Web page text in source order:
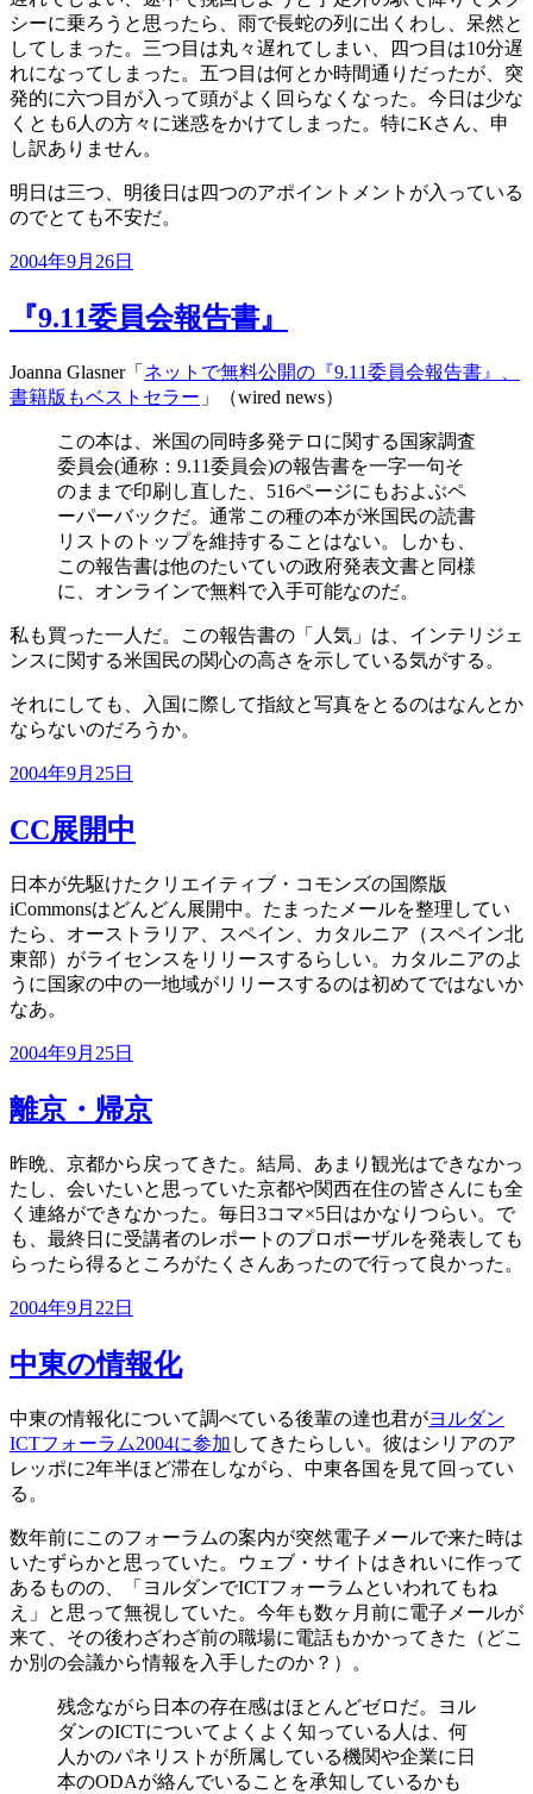
シーに乗ろうと思ったら、雨で長蛇の列に出くわし、呆然と
してしまった。三つ目は丸々遅れてしまい、四つ目は10分遅
れになってしまった。五つ目は何とか時間通りだったが、突
発的に六つ目が入って頭がよく回らなくなった。今日は少な
くとも6人の方々に迷惑をかけてしまった。特にKさん、申
し訳ありません。
明日は三つ、明後日は四つのアポイントメントが入っている
のでとても不安だ。
投
日:
2004年9月26日
『9.11委員会報告書』
Joanna Glasner「 ネットで無料公開の『9.11委員会報告書』、
書籍版もベストセラー 」（wired news）
この本は、米国の同時多発テロに関する国家調査
委員会(通称：9.11委員会)の報告書を一字一句そ
のままで印刷し直した、516ページにもおよぶペ
ーパーバックだ。通常この種の本が米国民の読書
リストのトップを維持することはない。しかも、
この報告書は他のたいていの政府発表文書と同様
に、オンラインで無料で入手可能なのだ。
私も買った一人だ。この報告書の「人気」は、インテリジェ
ンスに関する米国民の関心の高さを示している気がする。
それにしても、入国に際して指紋と写真をとるのはなんとか
ならないのだろうか。
投
日:
2004年9月25日
CC展開中
日本が先駆けたクリエイティブ・コモンズの国際版
iCommonsはどんどん展開中。たまったメールを整理してい
たら、オーストラリア、スペイン、カタルニア（スペイン北
東部）がライセンスをリリースするらしい。カタルニアのよ
うに国家の中の一地域がリリースするのは初めてではないか
なあ。
投
日:
2004年9月25日
離京・帰京
昨晩、京都から戻ってきた。結局、あまり観光はできなかっ
たし、会いたいと思っていた京都や関西在住の皆さんにも全
く連絡ができなかった。毎日3コマ×5日はかなりつらい。で
も、最終日に受講者のレポートのプロポーザルを発表しても
らったら得るところがたくさんあったので行って良かった。
投
日:
2004年9月22日
中東の情報化
中東の情報化について調べている後輩の達也君がヨルダン
ICTフォーラム2004に参加 してきたらしい。彼はシリアのア
レッポに2年半ほど滞在しながら、中東各国を見て回ってい
る。
数年前にこのフォーラムの案内が突然電子メールで来た時は
いたずらかと思っていた。ウェブ・サイトはきれいに作って
あるものの、「ヨルダンでICTフォーラムといわれてもね
え」と思って無視していた。今年も数ヶ月前に電子メールが
来て、その後わざわざ前の職場に電話もかかってきた（どこ
か別の会議から情報を入手したのか？）。
残念ながら日本の存在感はほとんどゼロだ。ヨル
ダンのICTについてよくよく知っている人は、何
人かのパネリストが所属している機関や企業に日
本のODAが絡んでいることを承知しているかも